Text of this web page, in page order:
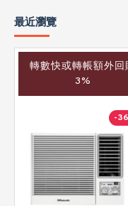
最近瀏覽
轉數快或轉帳額外回
3%
-